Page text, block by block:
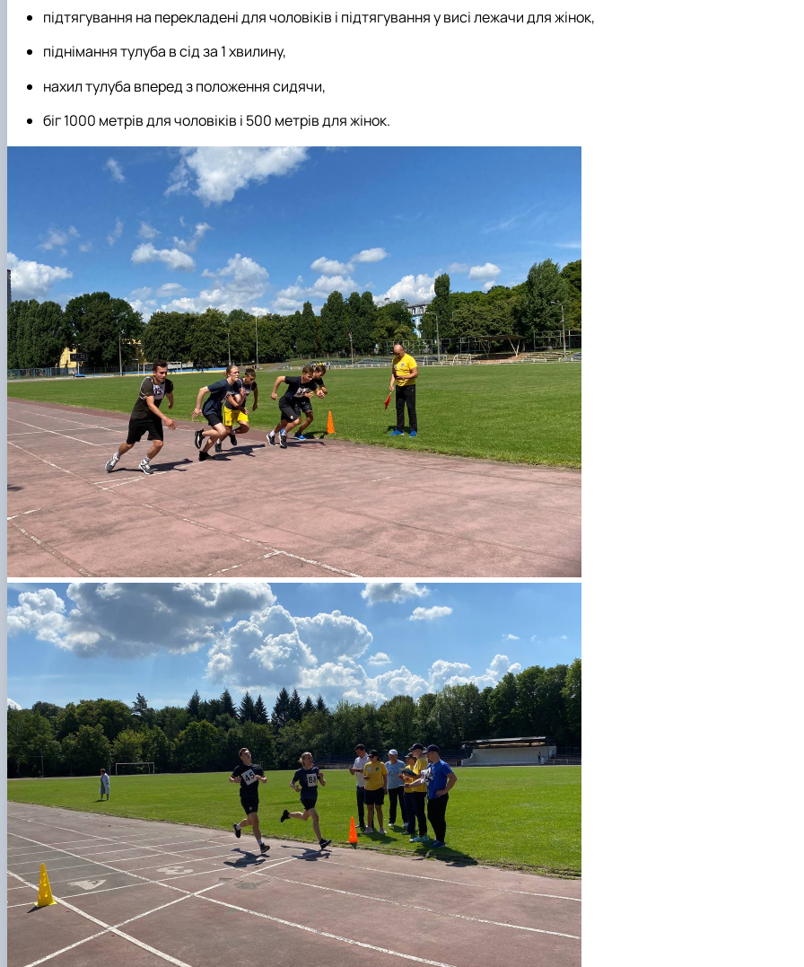
підтягування на перекладені для чоловіків і підтягування у висі лежачи для жінок,
піднімання тулуба в сід за 1 хвилину,
нахил тулуба вперед з положення сидячи,
біг 1000 метрів для чоловіків і 500 метрів для жінок.